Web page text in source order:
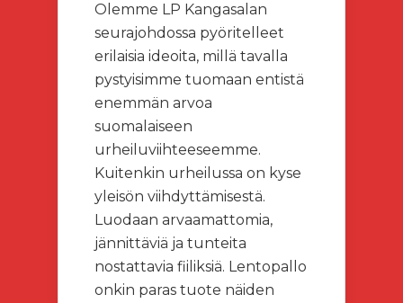
Olemme LP Kangasalan
seurajohdossa pyöritelleet
erilaisia ideoita, millä tavalla
pystyisimme tuomaan entistä
enemmän arvoa
suomalaiseen
urheiluviihteeseemme.
Kuitenkin urheilussa on kyse
yleisön viihdyttämisestä.
Luodaan arvaamattomia,
jännittäviä ja tunteita
nostattavia fiiliksiä. Lentopallo
onkin paras tuote näiden